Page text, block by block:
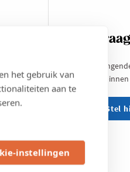
het gebruik van
aan te
instellingen
Een
Stel